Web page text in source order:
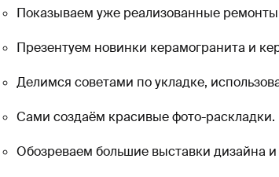
Показываем уже реализованные ремонты
Презентуем новинки керамогранита и
Делимся советами по укладке,
Сами создаём красивые фото-раскладки.
Обозреваем большие выставки дизайна